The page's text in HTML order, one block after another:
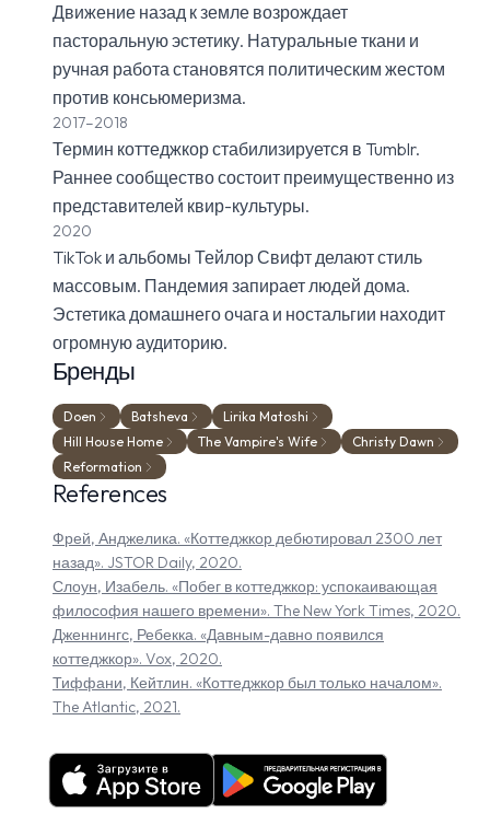
Движение назад к земле возрождает
пасторальную эстетику. Натуральные ткани и
ручная работа становятся политическим жестом
против консьюмеризма.
2017–2018
Термин коттеджкор стабилизируется в Tumblr.
Раннее сообщество состоит преимущественно из
представителей квир-культуры.
2020
TikTok и альбомы Тейлор Свифт делают стиль
массовым. Пандемия запирает людей дома.
Эстетика домашнего очага и ностальгии находит
огромную аудиторию.
Бренды
Doen Batsheva
Lirika Matoshi
Hill House Home
The Vampire's Wife
Christy Dawn
Reformation
References
Фрей, Анджелика. «Коттеджкор дебютировал 2300 лет
назад». JSTOR Daily, 2020.
Слоун, Изабель. «Побег в коттеджкор: успокаивающая
философия нашего времени». The New York Times, 2020.
Дженнингс, Ребекка. «Давным-давно появился
коттеджкор». Vox, 2020.
Тиффани, Кейтлин. «Коттеджкор был только началом».
The Atlantic, 2021.